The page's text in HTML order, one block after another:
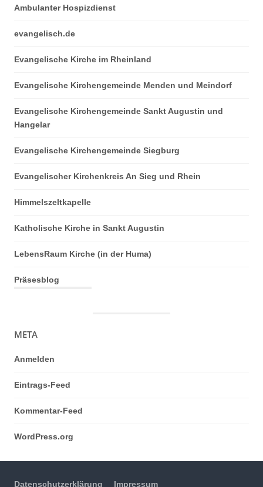
Ambulanter Hospizdienst
evangelisch.de
Evangelische Kirche im Rheinland
Evangelische Kirchengemeinde Menden und Meindorf
Evangelische Kirchengemeinde Sankt Augustin und
Hangelar
Evangelische Kirchengemeinde Siegburg
Evangelischer Kirchenkreis An Sieg und Rhein
Himmelszeltkapelle
Katholische Kirche in Sankt Augustin
LebensRaum Kirche (in der Huma)
Präsesblog
META
Anmelden
Eintrags-Feed
Kommentar-Feed
WordPress.org
Datenschutzerklärung Impressum